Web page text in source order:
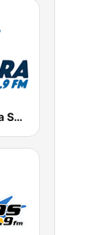
Radio Cadena Sonora